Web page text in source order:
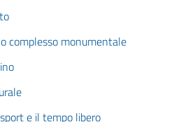
complesso monumentale
e il tempo libero